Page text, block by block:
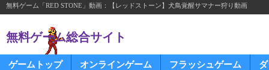
無料ゲーム「RED STONE」動画：【レッドストーン】犬鳥覚醒サマナー狩り動画
無料ゲーム総合サイト
ゲームトップ オンラインゲーム フラッシュゲーム